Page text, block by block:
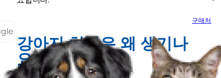
구매처
강아지 치석은 왜 생기나
요?